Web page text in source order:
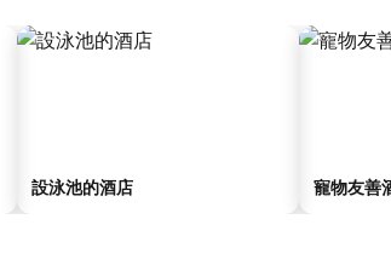
設泳池的酒店 寵物友善